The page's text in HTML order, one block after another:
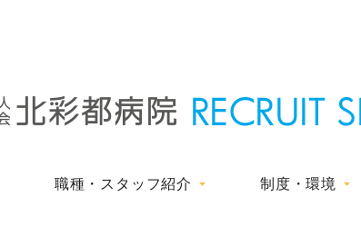
職種・スタッフ紹介 制度・環境